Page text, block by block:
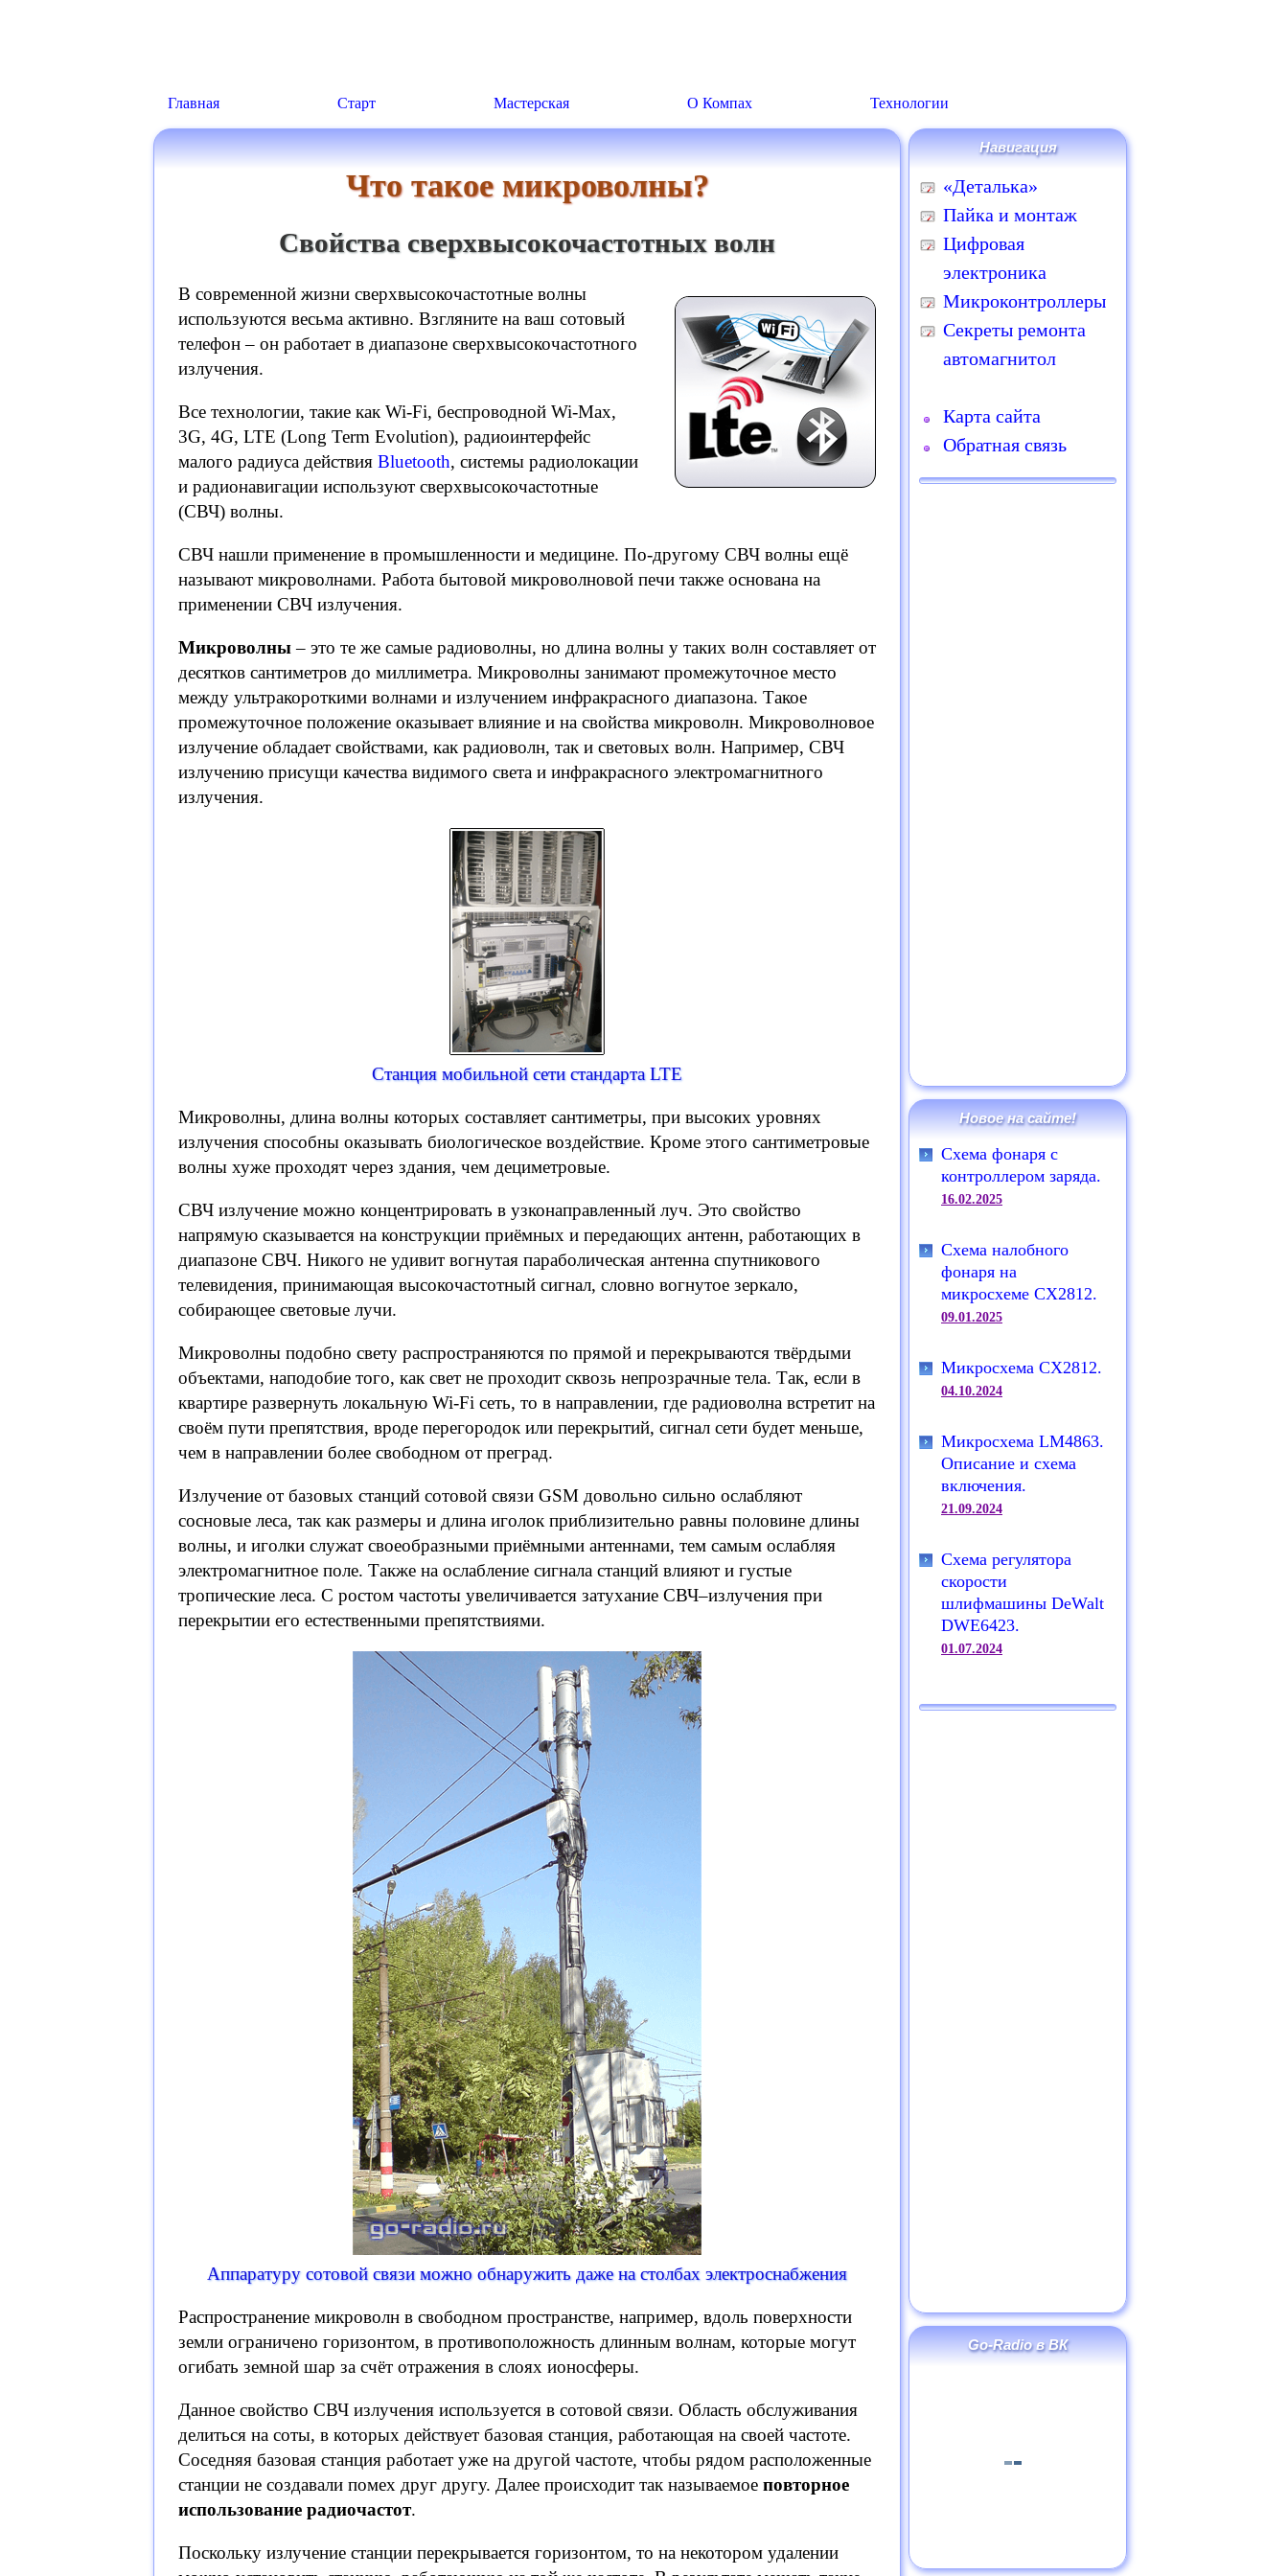
Главная Старт Мастерская О Компах Технологии
Что такое микроволны?
Свойства сверхвысокочастотных волн
В современной жизни сверхвысокочастотные волны
используются весьма активно. Взгляните на ваш сотовый
телефон – он работает в диапазоне сверхвысокочастотного
излучения.
Все технологии, такие как Wi-Fi, беспроводной Wi-Max,
3G, 4G, LTE (Long Term Evolution), радиоинтерфейс
малого радиуса действия Bluetooth, системы радиолокации
и радионавигации используют сверхвысокочастотные
(СВЧ) волны.
СВЧ нашли применение в промышленности и медицине. По-другому СВЧ волны ещё
называют микроволнами. Работа бытовой микроволновой печи также основана на
применении СВЧ излучения.
Микроволны– это те же самые радиоволны, но длина волны у таких волн составляет от
десятков сантиметров до миллиметра. Микроволны занимают промежуточное место
между ультракороткими волнами и излучением инфракрасного диапазона. Такое
промежуточное положение оказывает влияние и на свойства микроволн. Микроволновое
излучение обладает свойствами, как радиоволн, так и световых волн. Например, СВЧ
излучению присущи качества видимого света и инфракрасного электромагнитного
излучения.
Станция мобильной сети стандарта LTE
Микроволны, длина волны которых составляет сантиметры, при высоких уровнях
излучения способны оказывать биологическое воздействие. Кроме этого сантиметровые
волны хуже проходят через здания, чем дециметровые.
СВЧ излучение можно концентрировать в узконаправленный луч. Это свойство
напрямую сказывается на конструкции приёмных и передающих антенн, работающих в
диапазоне СВЧ. Никого не удивит вогнутая параболическая антенна спутникового
телевидения, принимающая высокочастотный сигнал, словно вогнутое зеркало,
собирающее световые лучи.
Микроволны подобно свету распространяются по прямой и перекрываются твёрдыми
объектами, наподобие того, как свет не проходит сквозь непрозрачные тела. Так, если в
квартире развернуть локальную Wi-Fi сеть, то в направлении, где радиоволна встретит на
своём пути препятствия, вроде перегородок или перекрытий, сигнал сети будет меньше,
чем в направлении более свободном от преград.
Излучение от базовых станций сотовой связи GSM довольно сильно ослабляют
сосновые леса, так как размеры и длина иголок приблизительно равны половине длины
волны, и иголки служат своеобразными приёмными антеннами, тем самым ослабляя
электромагнитное поле. Также на ослабление сигнала станций влияют и густые
тропические леса. С ростом частоты увеличивается затухание СВЧ–излучения при
перекрытии его естественными препятствиями.
Аппаратуру сотовой связи можно обнаружить даже на столбах электроснабжения
Распространение микроволн в свободном пространстве, например, вдоль поверхности
земли ограничено горизонтом, в противоположность длинным волнам, которые могут
огибать земной шар за счёт отражения в слоях ионосферы.
Данное свойство СВЧ излучения используется в сотовой связи. Область обслуживания
делиться на соты, в которых действует базовая станция, работающая на своей частоте.
Соседняя базовая станция работает уже на другой частоте, чтобы рядом расположенные
станции не создавали помех друг другу. Далее происходит так называемое повторное
использование радиочастот.
Поскольку излучение станции перекрывается горизонтом, то на некотором удалении
Навигация
«Деталька»
Пайка и монтаж
Цифровая
электроника
Микроконтроллеры
Секреты ремонта
автомагнитол
Карта сайта
Обратная связь
Новое на сайте!
Схема фонаря с
контроллером заряда.
16.02.2025
Схема налобного
фонаря на
микросхеме CX2812.
09.01.2025
Микросхема CX2812.
04.10.2024
Микросхема LM4863.
Описание и схема
включения.
21.09.2024
Схема регулятора
скорости
шлифмашины DeWalt
DWE6423.
01.07.2024
Go-Radio в ВК